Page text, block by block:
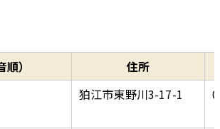
）
住所
狛江市東野川3-17-1